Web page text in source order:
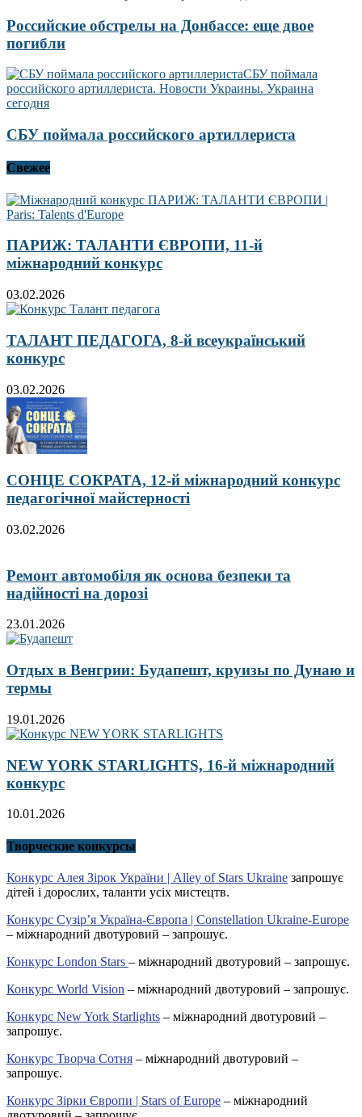
Российские обстрелы на Донбассе: еще двое
погибли
СБУ поймала российского артиллериста
Свежее
ПАРИЖ: ТАЛАНТИ ЄВРОПИ, 11-й
міжнародний конкурс
03.02.2026
ТАЛАНТ ПЕДАГОГА, 8-й всеукраїнський
конкурс
03.02.2026
СОНЦЕ СОКРАТА, 12-й міжнародний конкурс
педагогічної майстерності
03.02.2026
Ремонт автомобіля як основа безпеки та
надійності на дорозі
23.01.2026
Отдых в Венгрии: Будапешт, круизы по Дунаю и
термы
19.01.2026
NEW YORK STARLIGHTS, 16-й міжнародний
конкурс
10.01.2026
Творческие конкурсы
Конкурс Алея Зірок України | Alley of Stars Ukraine запрошує
дітей і дорослих, таланти усіх мистецтв.
Конкурс Сузір’я Україна-Європа | Constellation Ukraine-Europe
– міжнародний двотуровий – запрошує.
Конкурс London Stars – міжнародний двотуровий – запрошує.
Конкурс World Vision – міжнародний двотуровий – запрошує.
Конкурс New York Starlights – міжнародний двотуровий –
запрошує.
Конкурс Творча Сотня – міжнародний двотуровий –
запрошує.
Конкурс Зірки Європи | Stars of Europe – міжнародний